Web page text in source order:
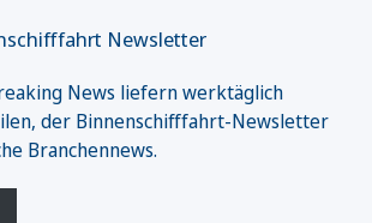
Newsletter
News liefern werktäglich
der Binnenschifffahrt-Newsletter
Branchennews.